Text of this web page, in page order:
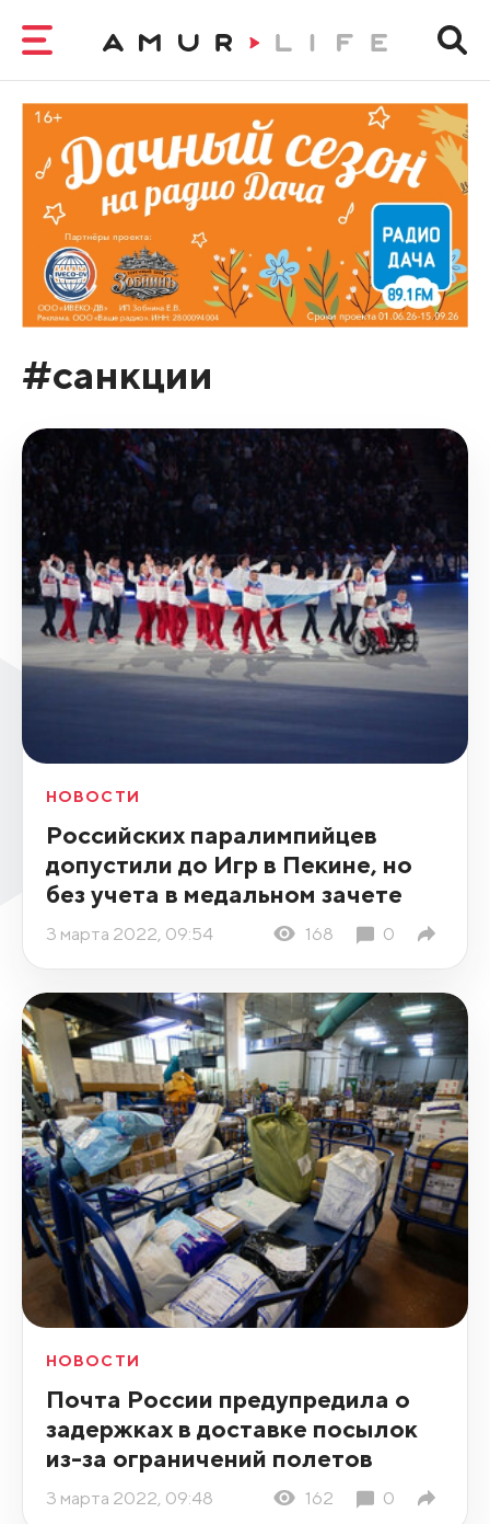
#санкции
НОВОСТИ
Российских паралимпийцев
допустили до Игр в Пекине, но
без учета в медальном зачете
3 марта 2022, 09:54 168 0
НОВОСТИ
Почта России предупредила о
задержках в доставке посылок
из-за ограничений полетов
3 марта 2022, 09:48 162 0